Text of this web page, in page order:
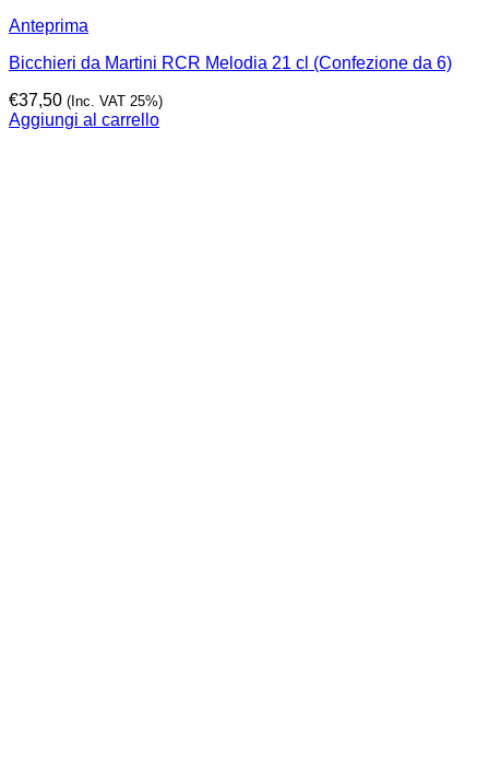
Anteprima
Bicchieri da Martini RCR Melodia 21 cl (Confezione da 6)
€37,50 (Inc. VAT 25%)
Aggiungi al carrello